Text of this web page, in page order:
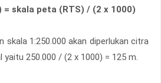
skala peta (RTS) / (2 x 1000)
skala 1:250.000 akan diperlukan citra
250.000 / (2 x 1000) = 125 m.